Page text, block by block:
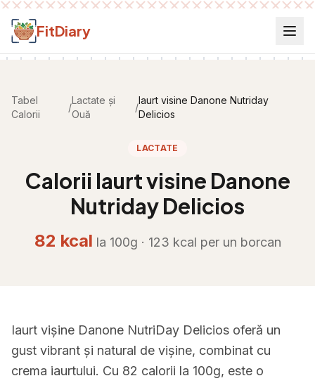
Salt la conținut
FitDiary
Tabel
Calorii
/
Lactate și
Ouă
/
Iaurt visine Danone Nutriday
Delicios
LACTATE
Calorii Iaurt visine Danone
Nutriday Delicios
82 kcal la 100g · 123 kcal per un borcan
Iaurt vișine Danone NutriDay Delicios oferă un
gust vibrant și natural de vișine, combinat cu
crema iaurtului. Cu 82 calorii la 100g, este o